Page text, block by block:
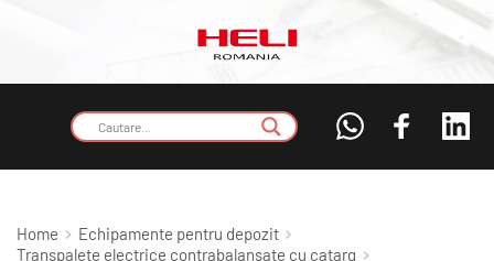
Home
Echipamente pentru depozit
Transpalete electrice contrabalansate cu catarg